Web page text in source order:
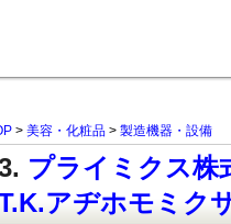
> 美容・化粧品 > 製造機器・設備
プライミクス
アヂホモミク